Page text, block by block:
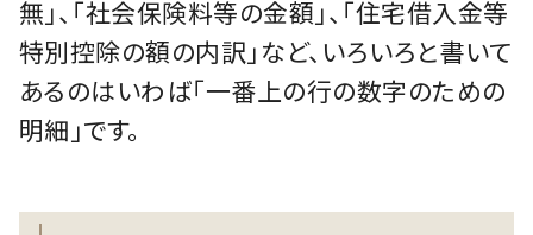
無」、「社会保険料等の金額」、「住宅借入金等
特別控除の額の内訳」など、いろいろと書いて
あるのはいわば「一番上の行の数字のための
明細」です。